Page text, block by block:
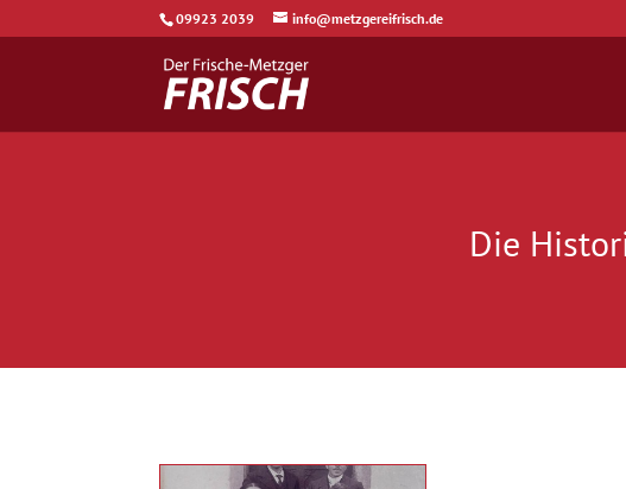
09923 2039 info@metzgereifrisch.de
Die